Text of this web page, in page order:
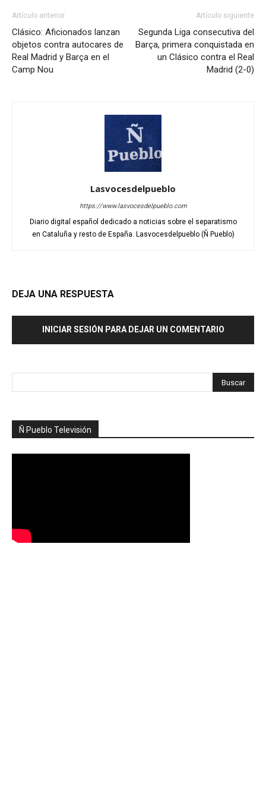
Artículo anterior
Clásico: Aficionados lanzan
objetos contra autocares de
Real Madrid y Barça en el
Camp Nou
Artículo siguiente
Segunda Liga consecutiva del
Barça, primera conquistada en
un Clásico contra el Real
Madrid (2-0)
Lasvocesdelpueblo
https://www.lasvocesdelpueblo.com
Diario digital español dedicado a noticias sobre el separatismo
en Cataluña y resto de España. Lasvocesdelpueblo (Ñ Pueblo)
DEJA UNA RESPUESTA
INICIAR SESIÓN PARA DEJAR UN COMENTARIO
Ñ Pueblo Televisión